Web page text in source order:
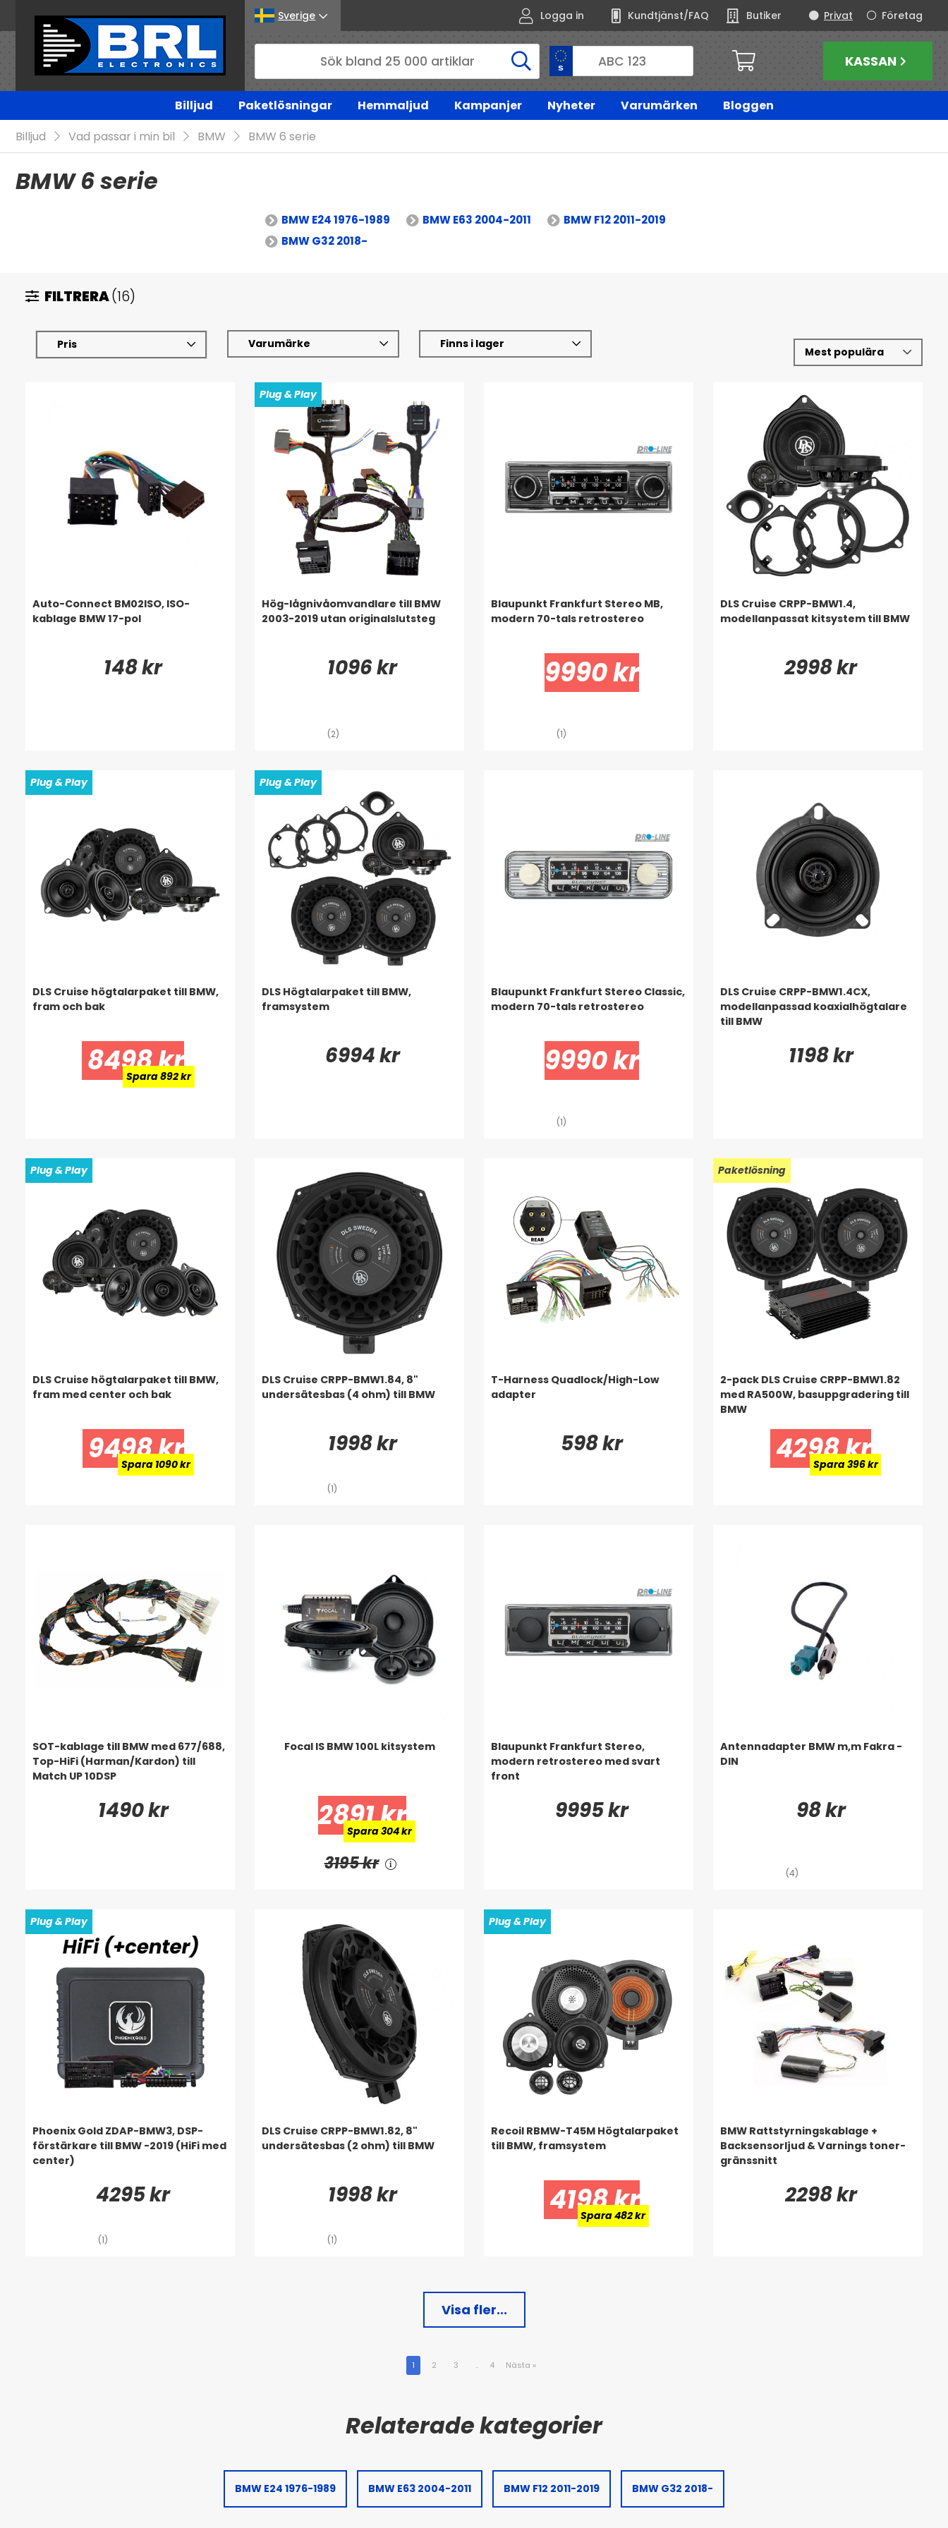
Sverige Logga in Kundtjänst/FAQ Butiker Företag
Privat
KASSAN
Billjud Paketlösningar Hemmaljud Kampanjer Nyheter Varumärken
Bloggen
Billjud
Vad passar i min bil BMW BMW 6 serie
BMW 6 serie
BMW E24 1976-1989 BMW E63 2004-2011
BMW F12 2011-2019
BMW G32 2018-
FILTRERA(16)
Pris Varumärke Finns i lager
Auto-Connect BM02ISO, ISO-
kablage BMW 17-pol
148 kr
Plug & Play
Hög-lågnivåomvandlare till BMW
2003-2019 utan originalslutsteg
1096 kr
(2)
Blaupunkt Frankfurt Stereo MB,
modern 70-tals retrostereo
9990 kr
(1)
DLS Cruise CRPP-BMW1.4,
modellanpassat kitsystem till BMW
2998 kr
Plug & Play
DLS Cruise högtalarpaket till BMW,
fram och bak
8498 kr
Spara 892 kr
Plug & Play
DLS Högtalarpaket till BMW,
framsystem
6994 kr
Blaupunkt Frankfurt Stereo Classic,
modern 70-tals retrostereo
9990 kr
(1)
DLS Cruise CRPP-BMW1.4CX,
modellanpassad koaxialhögtalare
till BMW
1198 kr
Plug & Play
DLS Cruise högtalarpaket till BMW,
fram med center och bak
9498 kr
Spara 1090 kr
DLS Cruise CRPP-BMW1.84, 8"
undersätesbas (4 ohm) till BMW
1998 kr
(1)
T-Harness Quadlock/High-Low
adapter
598 kr
Paketlösning
2-pack DLS Cruise CRPP-BMW1.82
med RA500W, basuppgradering till
BMW
4298 kr
Spara 396 kr
SOT-kablage till BMW med 677/688,
Top-HiFi (Harman/Kardon) till
Match UP 10DSP
1490 kr
Focal IS BMW 100L kitsystem
2891 kr
Spara 304 kr
3195 kr
Blaupunkt Frankfurt Stereo,
modern retrostereo med svart
front
9995 kr
Antennadapter BMW m,m Fakra -
DIN
98 kr
(4)
Plug & Play
Phoenix Gold ZDAP-BMW3, DSP-
förstärkare till BMW -2019 (HiFi med
center)
4295 kr
(1)
DLS Cruise CRPP-BMW1.82, 8"
undersätesbas (2 ohm) till BMW
1998 kr
(1)
Plug & Play
Recoil RBMW-T45M Högtalarpaket
till BMW, framsystem
4198 kr
Spara 482 kr
BMW Rattstyrningskablage +
Backsensorljud & Varnings toner-
gränssnitt
2298 kr
Visa fler...
1 2 3 .. 4 Nästa »
BMW E24 1976-1989 BMW E63 2004-2011 BMW F12 2011-2019 BMW G32 2018-